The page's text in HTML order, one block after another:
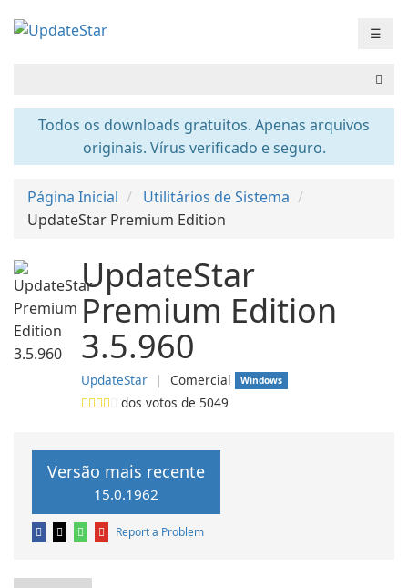
☰
Todos os downloads gratuitos. Apenas arquivos
originais. Vírus verificado e seguro.
Página Inicial
Utilitários de Sistema
UpdateStar Premium Edition
UpdateStar
Premium Edition
3.5.960
UpdateStar ❘ Comercial Windows
dos votos de 5049
Versão mais recente
15.0.1962
Report a Problem